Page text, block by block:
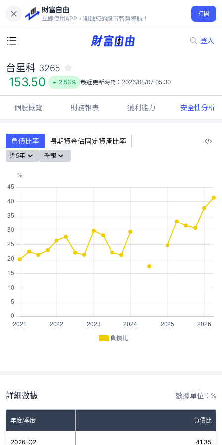
財富自由
立即使用APP，開啟您的股市智慧導航！
打開
登入
153.50
-2.53%
台星科 3265
153.50 -2.53% 最近更新時間： 2026/08/07 05:30
個股概覽 財務報表 獲利能力 安全性分析
負債比率 長期資金佔固定資產比率
近5年 季報
負債比
詳細數據 數據單位：%
年度/季度 負債比
2026-Q2 41.35